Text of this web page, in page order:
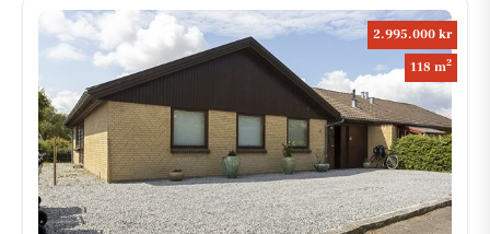
2.995.000 kr
118 m2